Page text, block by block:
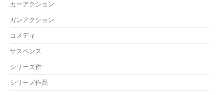
カーアクション
ガンアクション
コメディ
サスペンス
シリーズ作
シリーズ作品